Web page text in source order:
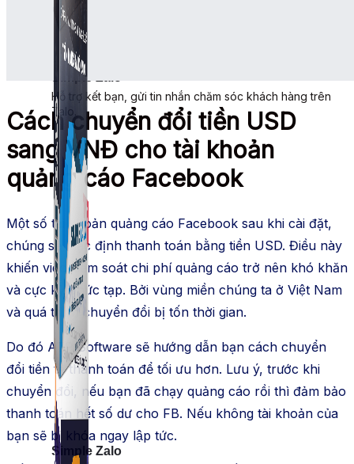
Simple Zalo
Hỗ trợ kết bạn, gửi tin nhắn chăm sóc khách hàng trên
Zalo.
Simple Zalo
Cách chuyển đổi tiền USD
sang VNĐ cho tài khoản
quảng cáo Facebook
Một số tài khoản quảng cáo Facebook sau khi cài đặt,
chúng sẽ mặc định thanh toán bằng tiền USD. Điều này
khiến việc kiểm soát chi phí quảng cáo trở nên khó khăn
và cực kỳ phức tạp. Bởi vùng miền chúng ta ở Việt Nam
và quá trình chuyển đổi bị tốn thời gian.
Do đó ATP Software sẽ hướng dẫn bạn cách chuyển
đổi tiền tệ thanh toán để tối ưu hơn. Lưu ý, trước khi
chuyển đổi, nếu bạn đã chạy quảng cáo rồi thì đảm bảo
thanh toán hết số dư cho FB. Nếu không tài khoản của
bạn sẽ bị khóa ngay lập tức.